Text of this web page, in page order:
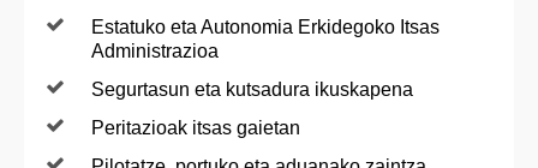
Estatuko eta Autonomia Erkidegoko Itsas
Administrazioa
Segurtasun eta kutsadura ikuskapena
Peritazioak itsas gaietan